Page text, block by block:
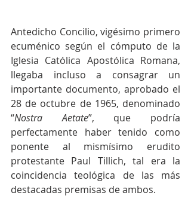
Antedicho Concilio, vigésimo primero
ecuménico según el cómputo de la
Iglesia Católica Apostólica Romana,
llegaba incluso a consagrar un
importante documento, aprobado el
28 de octubre de 1965, denominado
“Nostra Aetate”, que podría
perfectamente haber tenido como
ponente al mismísimo erudito
protestante Paul Tillich, tal era la
coincidencia teológica de las más
destacadas premisas de ambos.